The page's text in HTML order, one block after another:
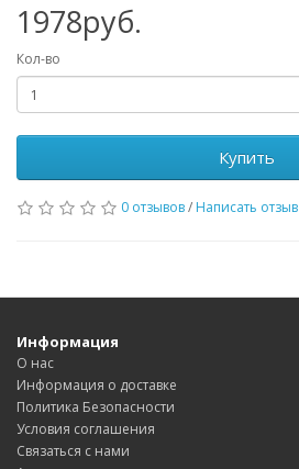
1978руб.
Кол-во
Купить
0 отзывов/ Написать отзыв
Информация
О нас
Информация о доставке
Политика Безопасности
Условия соглашения
Связаться с нами